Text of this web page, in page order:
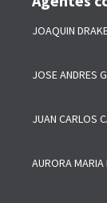
JOAQUIN
JOSE ANDRES
JUAN CARLOS
AURORA